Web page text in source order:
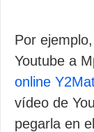
Por
Youtube a
online
vídeo de
pegarla en